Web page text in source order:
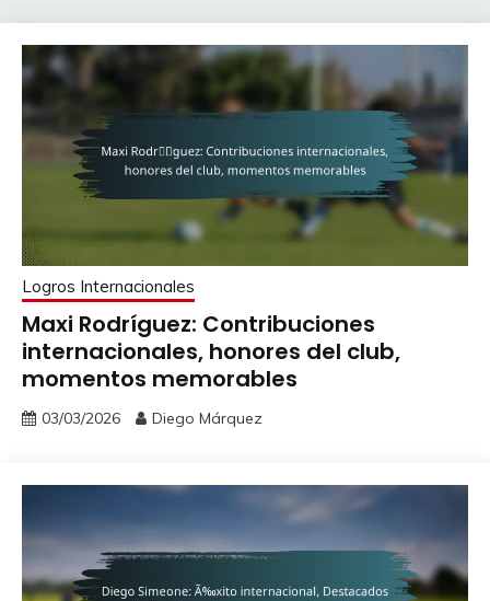
Logros Internacionales
Maxi Rodríguez: Contribuciones
internacionales, honores del club,
momentos memorables
03/03/2026 Diego Márquez